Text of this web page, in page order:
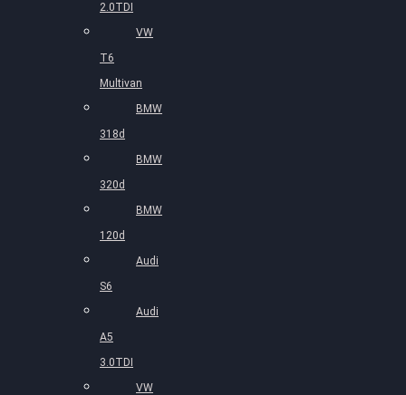
2.0TDI
VW
T6
Multivan
BMW
318d
BMW
320d
BMW
120d
Audi
S6
Audi
A5
3.0TDI
VW